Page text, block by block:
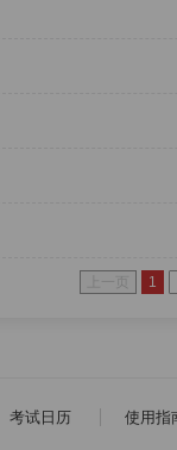
1
考试日历 使用指